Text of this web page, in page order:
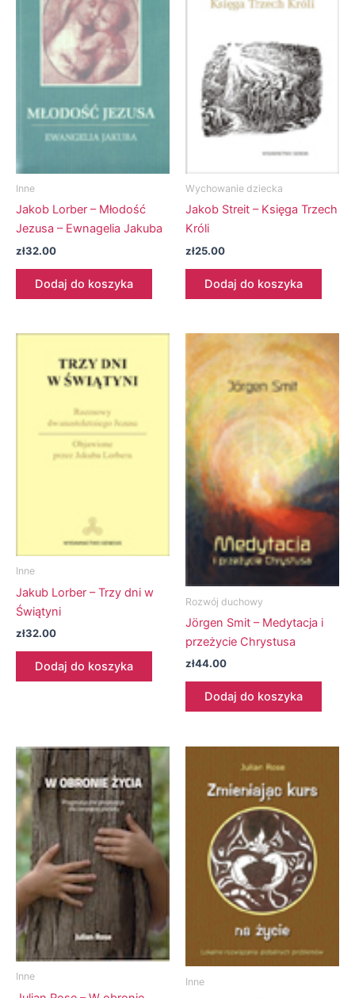
Inne
Jakob Lorber – Młodość
Jezusa – Ewnagelia Jakuba
zł32.00
Dodaj do koszyka
Wychowanie dziecka
Jakob Streit – Księga Trzech
Króli
zł25.00
Dodaj do koszyka
Inne
Jakub Lorber – Trzy dni w
Świątyni
zł32.00
Dodaj do koszyka
Rozwój duchowy
Jörgen Smit – Medytacja i
przeżycie Chrystusa
zł44.00
Dodaj do koszyka
Inne Inne